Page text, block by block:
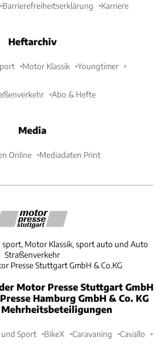
Barrierefreiheitserklärung Karriere
Heftarchiv
Motor Klassik Youngtimer
Abo & Hefte
Media
Online Mediadaten Print
Motor Klassik, sport auto und Auto
Straßenverkehr
Presse Stuttgart GmbH & Co.KG
Motor Presse Stuttgart GmbH
Hamburg GmbH & Co. KG
Mehrheitsbeteiligungen
Sport BikeX Caravaning Cavallo